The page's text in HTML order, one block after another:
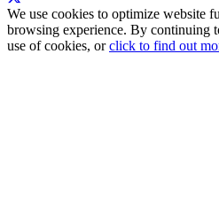
We use cookies to optimize website
browsing experience. By continuing
use of cookies, orclick to find out